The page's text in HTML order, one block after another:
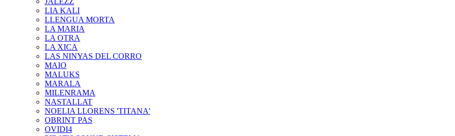
LIA KALI
LLENGUA MORTA
LA MARIA
LA OTRA
LA XICA
LAS NINYAS DEL CORRO
MAIO
MALUKS
MARALA
MILENRAMA
NASTALLAT
NOELIA LLORENS 'TITANA'
OBRINT PAS
OVIDI4